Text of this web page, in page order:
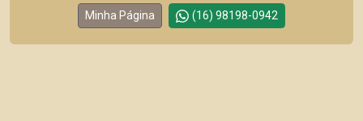
Minha Página (16) 98198-0942